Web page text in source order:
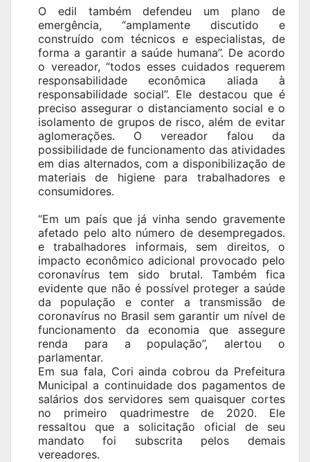
O edil também defendeu um plano de
emergência, “amplamente discutido e
construído com técnicos e especialistas, de
forma a garantir a saúde humana”. De acordo
o vereador, “todos esses cuidados requerem
responsabilidade econômica aliada à
responsabilidade social”. Ele destacou que é
preciso assegurar o distanciamento social e o
isolamento de grupos de risco, além de evitar
aglomerações. O vereador falou da
possibilidade de funcionamento das atividades
em dias alternados, com a disponibilização de
materiais de higiene para trabalhadores e
consumidores.
“Em um país que já vinha sendo gravemente
afetado pelo alto número de desempregados.
e trabalhadores informais, sem direitos, o
impacto econômico adicional provocado pelo
coronavírus tem sido brutal. Também fica
evidente que não é possível proteger a saúde
da população e conter a transmissão de
coronavírus no Brasil sem garantir um nível de
funcionamento da economia que assegure
renda para a população”, alertou o
parlamentar.
Em sua fala, Cori ainda cobrou da Prefeitura
Municipal a continuidade dos pagamentos de
salários dos servidores sem quaisquer cortes
no primeiro quadrimestre de 2020. Ele
ressaltou que a solicitação oficial de seu
mandato foi subscrita pelos demais
vereadores.